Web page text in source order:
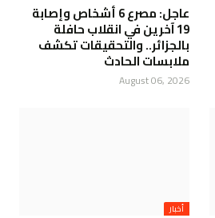
عاجل: مصرع 6 أشخاص وإصابة
19 آخرين في انقلاب حافلة
بالجزائر.. والتحقيقات تكشف
ملابسات الحادث
August 06, 2026
أخبار